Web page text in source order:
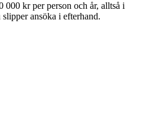
000 kr per person och år, alltså i
ansöka i efterhand.